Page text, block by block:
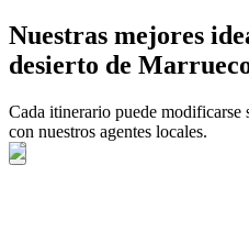
Nuestras mejores
desierto de
Cada itinerario puede modificarse
con nuestros agentes locales.